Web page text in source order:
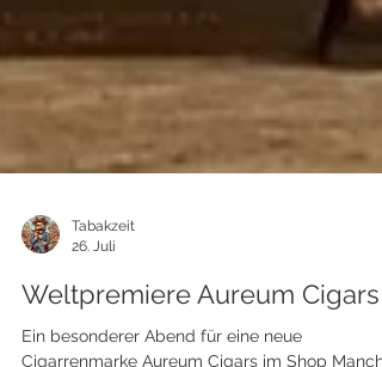
26. Juli
Weltpremiere Aureum Cigars